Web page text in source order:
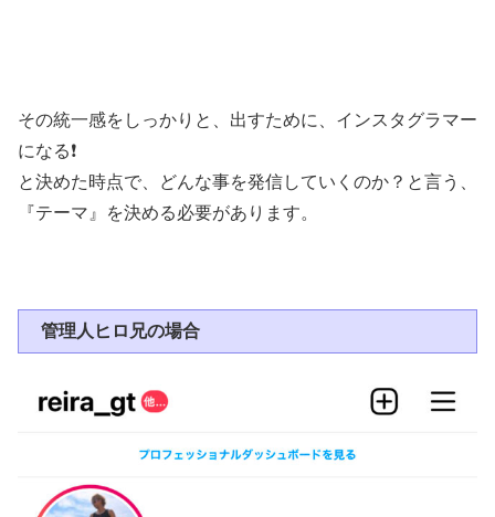
その統一感をしっかりと、出すために、インスタグラマー
になる❗
と決めた時点で、どんな事を発信していくのか？と言う、
『テーマ』を決める必要があります。
管理人ヒロ兄の場合